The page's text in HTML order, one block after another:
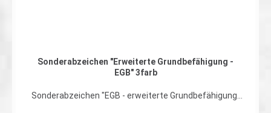
Sonderabzeichen "Erweiterte Grundbefähigung -
EGB" 3farb
Sonderabzeichen "EGB - erweiterte Grundbefähigung"